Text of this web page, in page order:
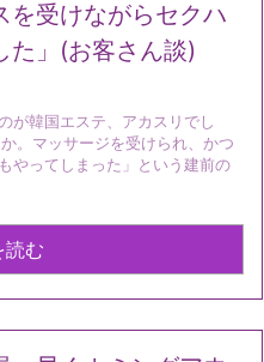
受けながらセクハ
た」(お客さん談)
が韓国エステ、アカスリでし
。マッサージを受けられ、かつ
やってしまった」という建前の
読む